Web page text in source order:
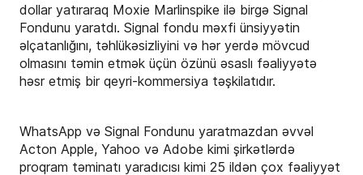
dollar yatıraraq Moxie Marlinspike ilə birgə Signal
Fondunu yaratdı. Signal fondu məxfi ünsiyyətin
əlçatanlığını, təhlükəsizliyini və hər yerdə mövcud
olmasını təmin etmək üçün özünü əsaslı fəaliyyətə
həsr etmiş bir qeyri-kommersiya təşkilatıdır.
WhatsApp və Signal Fondunu yaratmazdan əvvəl
Acton Apple, Yahoo və Adobe kimi şirkətlərdə
proqram təminatı yaradıcısı kimi 25 ildən çox fəaliyyət